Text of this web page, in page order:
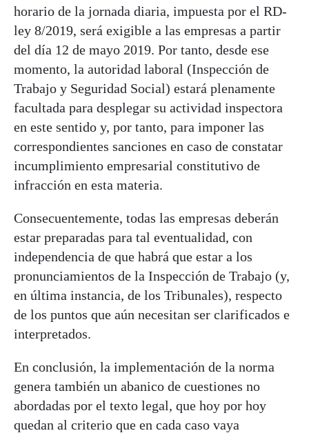
horario de la jornada diaria, impuesta por el RD-
ley 8/2019, será exigible a las empresas a partir
del día 12 de mayo 2019. Por tanto, desde ese
momento, la autoridad laboral (Inspección de
Trabajo y Seguridad Social) estará plenamente
facultada para desplegar su actividad inspectora
en este sentido y, por tanto, para imponer las
correspondientes sanciones en caso de constatar
incumplimiento empresarial constitutivo de
infracción en esta materia.
Consecuentemente, todas las empresas deberán
estar preparadas para tal eventualidad, con
independencia de que habrá que estar a los
pronunciamientos de la Inspección de Trabajo (y,
en última instancia, de los Tribunales), respecto
de los puntos que aún necesitan ser clarificados e
interpretados.
En conclusión, la implementación de la norma
genera también un abanico de cuestiones no
abordadas por el texto legal, que hoy por hoy
quedan al criterio que en cada caso vaya